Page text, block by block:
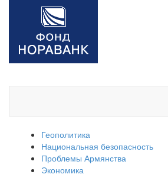
Геополитика
Национальная безопасность
Проблемы Армянства
Экономика